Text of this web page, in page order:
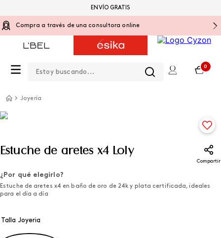
Compra a través de una consultora online
0
ENVÍO GRATIS
Joyería
Estuche de aretes x4 Loly
Compartir
¿Por qué elegirlo?
Estuche de aretes x4 en baño de oro de 24k y plata certificada, ideales
para el día a día
Talla Joyeria